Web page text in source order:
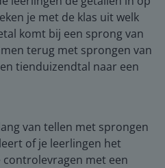
je met de klas uit welk
komt bij een sprong van
terug met sprongen van
tienduizendtal naar een
van tellen met sprongen
of je leerlingen het
met een